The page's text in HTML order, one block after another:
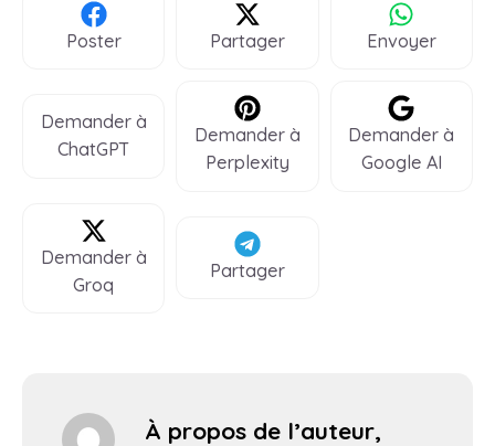
Poster Partager Envoyer
Demander à
ChatGPT
Demander à
Perplexity
Demander à
Google AI
Demander à
Groq
Partager
À propos de l’auteur,